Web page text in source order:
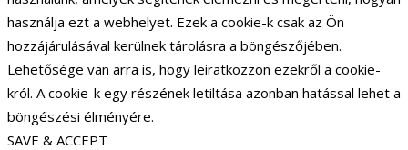
használja ezt a webhelyet. Ezek a cookie-k csak az Ön
hozzájárulásával kerülnek tárolásra a böngészőjében.
Lehetősége van arra is, hogy leiratkozzon ezekről a cookie-
król. A cookie-k egy részének letiltása azonban hatással lehet a
böngészési élményére.
SAVE & ACCEPT